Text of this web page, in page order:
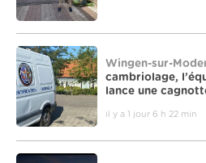
Wingen-sur-
cambriolage,
lance une
il y a 1 jour 6 h 22 min